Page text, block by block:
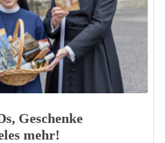
Geschenke
mehr!